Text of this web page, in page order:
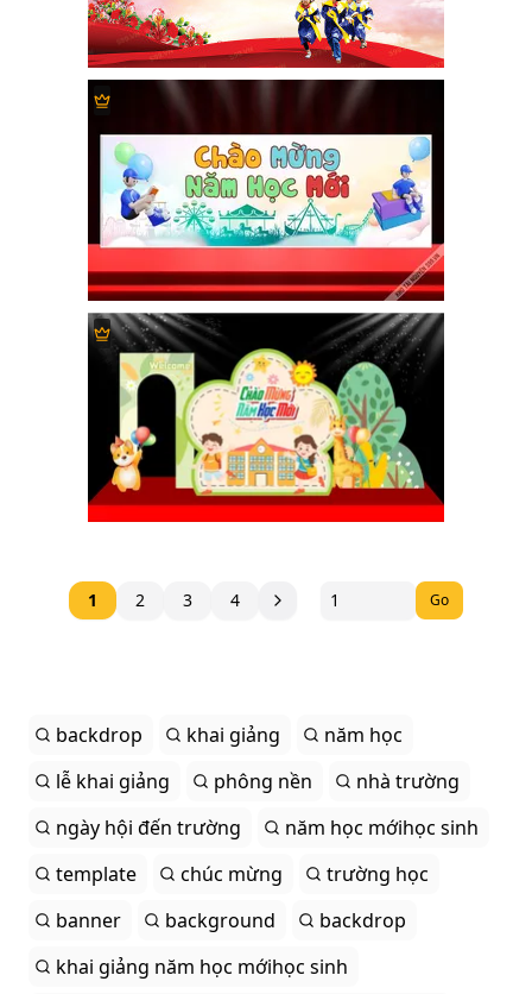
1 2 3 4 Go
backdrop khai giảng
năm học
lễ khai giảng
phông nền
nhà trường
ngày hội đến trường
năm học mớihọc sinh
template
chúc mừng
trường học
banner
background
backdrop
khai giảng năm học mớihọc sinh